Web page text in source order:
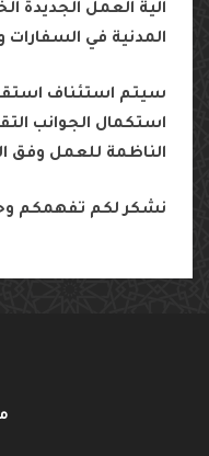
آلية العمل الجديدة
المدنية في السفارات
سيتم استئناف
استكمال الجوانب
الناظمة للعمل وفق
نشكر لكم تفهمكم